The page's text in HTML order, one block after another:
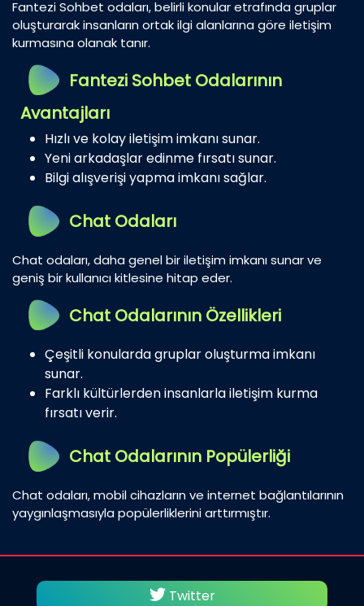
Fantezi Sohbet odaları, belirli konular etrafında gruplar
oluşturarak insanların ortak ilgi alanlarına göre iletişim
kurmasına olanak tanır.
Fantezi Sohbet Odalarının
Avantajları
Hızlı ve kolay iletişim imkanı sunar.
Yeni arkadaşlar edinme fırsatı sunar.
Bilgi alışverişi yapma imkanı sağlar.
Chat Odaları
Chat odaları, daha genel bir iletişim imkanı sunar ve
geniş bir kullanıcı kitlesine hitap eder.
Chat Odalarının Özellikleri
Çeşitli konularda gruplar oluşturma imkanı
sunar.
Farklı kültürlerden insanlarla iletişim kurma
fırsatı verir.
Chat Odalarının Popülerliği
Chat odaları, mobil cihazların ve internet bağlantılarının
yaygınlaşmasıyla popülerliklerini arttırmıştır.
Twitter